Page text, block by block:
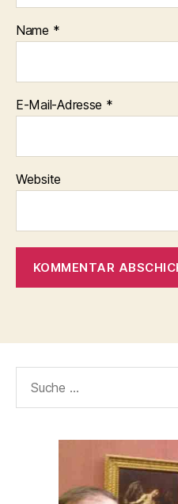
Name *
E-Mail-Adresse *
Website
nach: